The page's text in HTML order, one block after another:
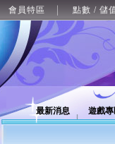
會員特區 點數 / 儲
最新消息 遊戲